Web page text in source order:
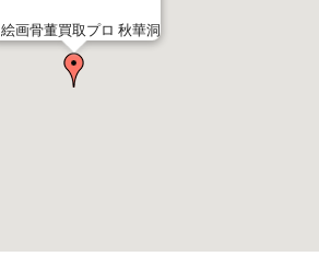
絵画骨董買取プロ 秋華洞